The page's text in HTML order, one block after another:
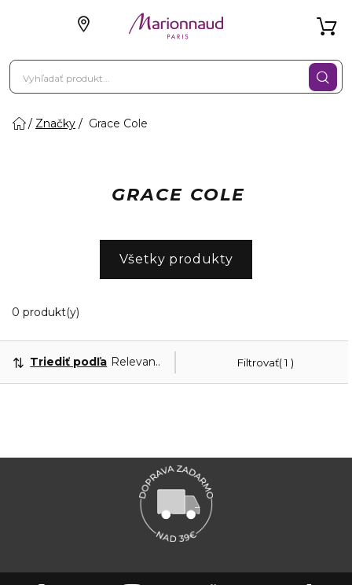
Značky Grace Cole
GRACE COLE
Všetky produkty
0 produkt(y)
Filtrovať 1
Triediť podľa Relevantnosť